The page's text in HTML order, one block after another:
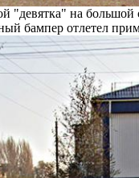
"девятка" на большой
бампер отлетел